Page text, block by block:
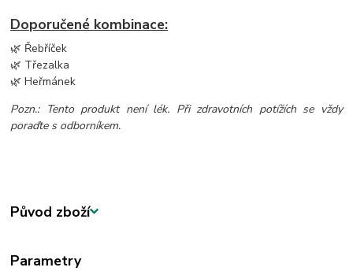
Doporučené kombinace:
🌿 Řebříček
🌿 Třezalka
🌿 Heřmánek
Pozn.: Tento produkt není lék. Při zdravotních potížích se vždy
poraďte s odborníkem.
Původ zboží
Parametry